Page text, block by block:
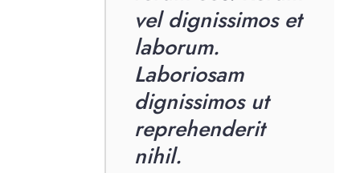
vel dignissimos et
laborum.
Laboriosam
dignissimos ut
reprehenderit
nihil.